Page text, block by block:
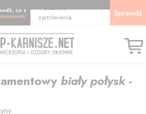
co z
Wpisz kod
zamówienia
Sprawdź
biały połysk-